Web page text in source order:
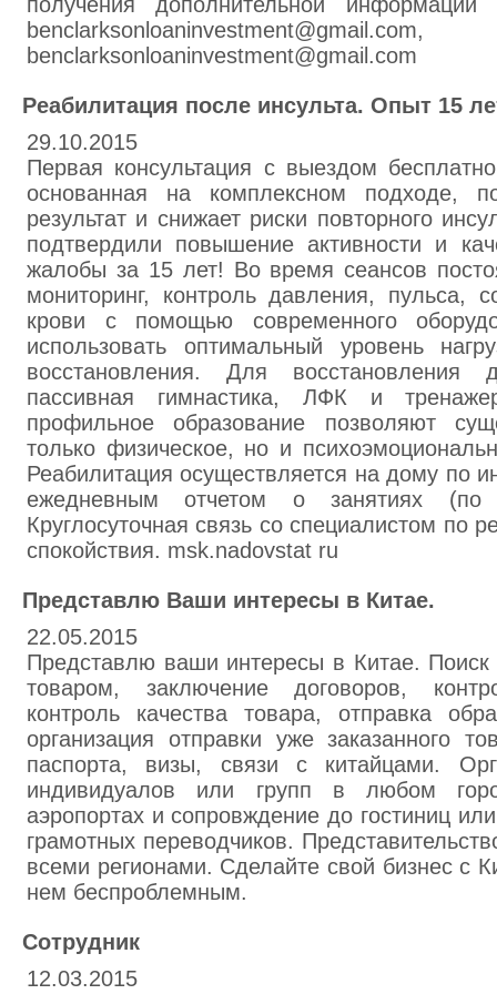
benclarksonloaninvestment@gmail.com,
benclarksonloaninvestment@gmail.com
Реабилитация после инсульта. Опыт 15
29.10.2015
Первая консультация с выездом
основанная на комплексном подходе,
результат и снижает риски повторного
подтвердили повышение активности и
жалобы за 15 лет! Во время сеансов
мониторинг, контроль давления, пульса,
крови с помощью современного
использовать оптимальный уровень
восстановления. Для восстановления
пассивная гимнастика, ЛФК и
профильное образование позволяют
только физическое, но и
Реабилитация осуществляется на дому по
ежедневным отчетом о занятиях
Круглосуточная связь со специалистом по
спокойствия. msk.nadovstat ru
Представлю Ваши интересы в Китае.
22.05.2015
Представлю ваши интересы в Китае. Поиск
товаром, заключение договоров,
контроль качества товара, отправка
организация отправки уже заказанного
паспорта, визы, связи с китайцами.
индивидуалов или групп в любом
аэропортах и сопровждение до гостиниц
грамотных переводчиков.
всеми регионами. Сделайте свой бизнес с
нем беспроблемным.
Сотрудник
12.03.2015